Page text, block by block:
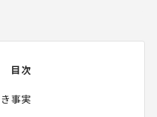
目次
事実